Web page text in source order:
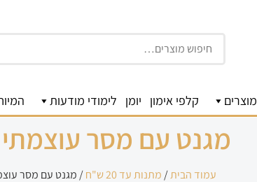
מוצרים קלפי אימון יומן לימודי מודעות
מגנט עם מסר עוצמתי –
עמוד הבית/ מתנות עד 20 ש"ח / מגנט עם מסר